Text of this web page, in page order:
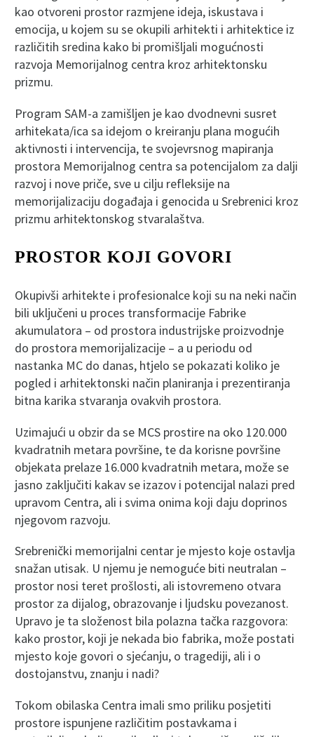
kao otvoreni prostor razmjene ideja, iskustava i
emocija, u kojem su se okupili arhitekti i arhitektice iz
različitih sredina kako bi promišljali mogućnosti
razvoja Memorijalnog centra kroz arhitektonsku
prizmu.
Program SAM-a zamišljen je kao dvodnevni susret
arhitekata/ica sa idejom o kreiranju plana mogućih
aktivnosti i intervencija, te svojevrsnog mapiranja
prostora Memorijalnog centra sa potencijalom za dalji
razvoj i nove priče, sve u cilju refleksije na
memorijalizaciju događaja i genocida u Srebrenici kroz
prizmu arhitektonskog stvaralaštva.
PROSTOR KOJI GOVORI
Okupivši arhitekte i profesionalce koji su na neki način
bili uključeni u proces transformacije Fabrike
akumulatora – od prostora industrijske proizvodnje
do prostora memorijalizacije – a u periodu od
nastanka MC do danas, htjelo se pokazati koliko je
pogled i arhitektonski način planiranja i prezentiranja
bitna karika stvaranja ovakvih prostora.
Uzimajući u obzir da se MCS prostire na oko 120.000
kvadratnih metara površine, te da korisne površine
objekata prelaze 16.000 kvadratnih metara, može se
jasno zaključiti kakav se izazov i potencijal nalazi pred
upravom Centra, ali i svima onima koji daju doprinos
njegovom razvoju.
Srebrenički memorijalni centar je mjesto koje ostavlja
snažan utisak. U njemu je nemoguće biti neutralan –
prostor nosi teret prošlosti, ali istovremeno otvara
prostor za dijalog, obrazovanje i ljudsku povezanost.
Upravo je ta složenost bila polazna tačka razgovora:
kako prostor, koji je nekada bio fabrika, može postati
mjesto koje govori o sjećanju, o tragediji, ali i o
dostojanstvu, znanju i nadi?
Tokom obilaska Centra imali smo priliku posjetiti
prostore ispunjene različitim postavkama i